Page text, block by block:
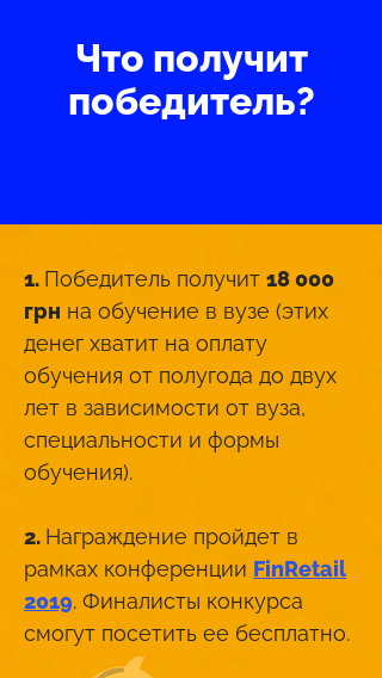
Что получит
победитель?
1. Победитель получит 18 000
грн на обучение в вузе (этих
денег хватит на оплату
обучения от полугода до двух
лет в зависимости от вуза,
специальности и формы
обучения).
2. Награждение пройдет в
рамках конференции FinRetail
2019. Финалисты конкурса
смогут посетить ее бесплатно.